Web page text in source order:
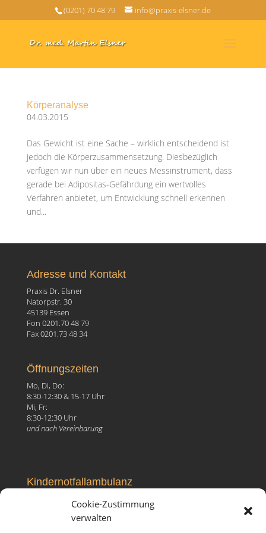
Cookie-Zustimmung
verwalten
(0201) 70 48 79 info@praxis-elsner.de
Körperanalyse
04.03.2015
Das Gewicht ist eine Sache – wirklich entscheidend ist
jedoch die Körperzusammensetzung. Diesbezüglich
verfügen wir nun über ein neues Messinstrument, dass
gerade bei Adipositas-Gefährdung ein wertvolles
Verfahren anbietet, um Entwicklung schnell erkennen
und...
Adresse und Kontakt
Praxis Dr. Elsner
Natorpstr. 30
45139 Essen
Fon 0201.70 48 79
Fax 0201.73 48 34
Öffnungszeiten
Mo, Di, Do:
8:30-12:30 & 15-17 Uhr
Mi, Fr:
8:30-12:30 Uhr
und nach Vereinbarung
Kindernotfallambulanz
Elisabeth-Krankenhaus
Ruhrallee 81, 45138 Essen
Fon 0201.27 99 096